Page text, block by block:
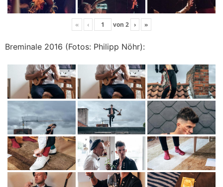
« ‹ von 2 › »
Breminale 2016 (Fotos: Philipp Nöhr):